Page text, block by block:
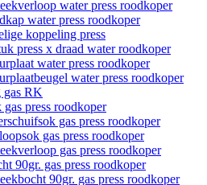
water press roodkoper
water press roodkoper
koppeling press
press x draad water roodkoper
water press roodkoper
water press roodkoper
gas RK
gas press roodkoper
gas press roodkoper
gas press roodkoper
gas press roodkoper
90gr. gas press roodkoper
90gr. gas press roodkoper